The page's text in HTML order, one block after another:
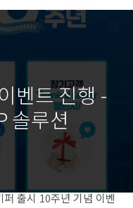
벤트 진행 -
솔루션
출시 10주년 기념 이벤